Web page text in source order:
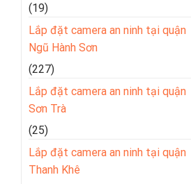
(19)
Lắp đặt camera an ninh tại quận
Ngũ Hành Sơn
(227)
Lắp đặt camera an ninh tại quận
Sơn Trà
(25)
Lắp đặt camera an ninh tại quận
Thanh Khê